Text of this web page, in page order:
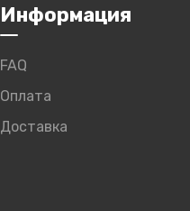
Информация
FAQ
Оплата
Доставка